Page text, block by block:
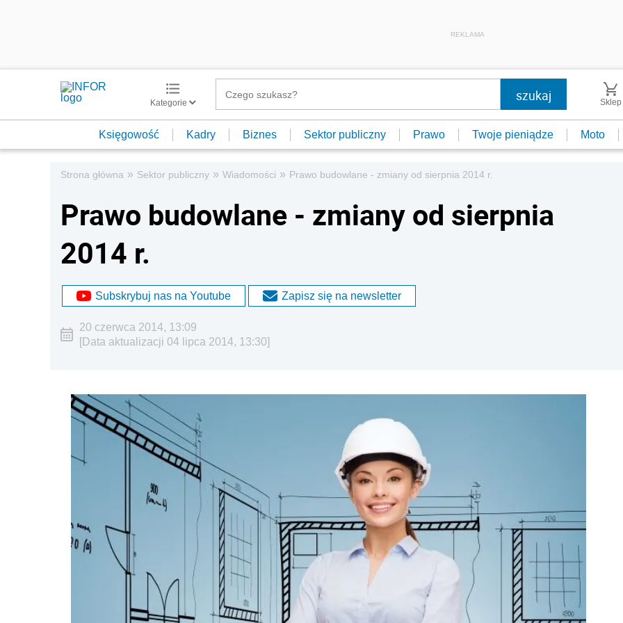
REKLAMA
Kategorie Sklep
Księgowość Kadry Biznes Sektor publiczny Prawo Twoje pieniądze Moto
Strona główna » Sektor publiczny » Wiadomości » Prawo budowlane - zmiany od sierpnia 2014 r.
Prawo budowlane - zmiany od sierpnia
2014 r.
Subskrybuj nas na Youtube Zapisz się na newsletter
20 czerwca 2014, 13:09
[Data aktualizacji 04 lipca 2014, 13:30]